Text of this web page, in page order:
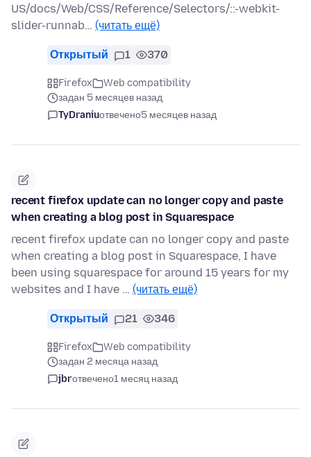
US/docs/Web/CSS/Reference/Selectors/::-webkit-
slider-runnab… (читать ещё)
Открытый 1 370
Firefox
Web compatibility
задан 5 месяцев назад
TyDraniuотвечено5 месяцев назад
recent firefox update can no longer copy and paste
when creating a blog post in Squarespace
recent firefox update can no longer copy and paste
when creating a blog post in Squarespace, I have
been using squarespace for around 15 years for my
websites and I have … (читать ещё)
Открытый 21 346
Firefox
Web compatibility
задан 2 месяца назад
jbrотвечено1 месяц назад